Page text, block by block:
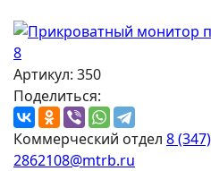
Артикул: 350
Поделиться:
Коммерческий отдел 8
2862108@mtrb.ru